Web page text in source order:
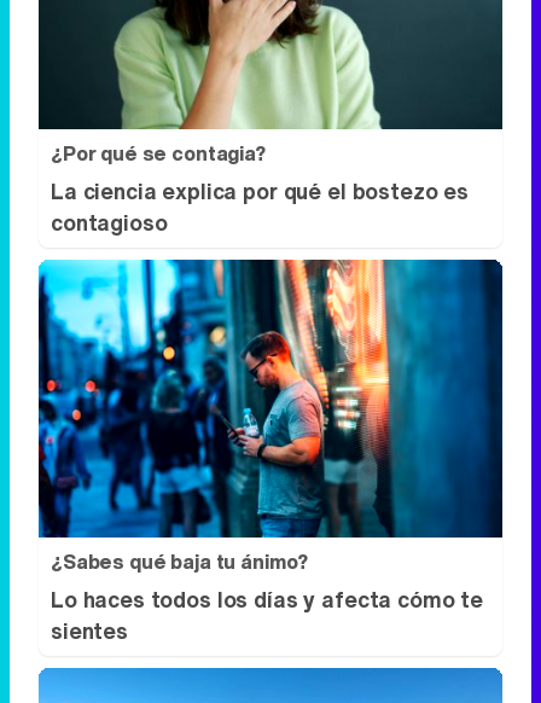
¿Por qué se contagia?
La ciencia explica por qué el bostezo es
contagioso
¿Sabes qué baja tu ánimo?
Lo haces todos los días y afecta cómo te
sientes